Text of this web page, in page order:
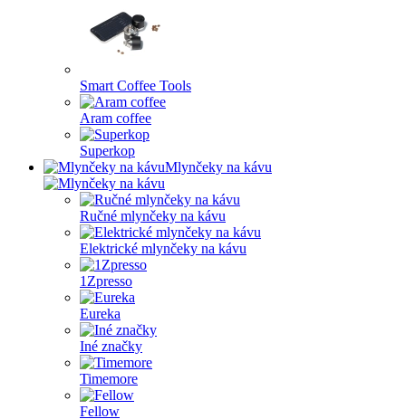
Smart Coffee Tools
Aram coffee
Superkop
Mlynčeky na kávu
Ručné mlynčeky na kávu
Elektrické mlynčeky na kávu
1Zpresso
Eureka
Iné značky
Timemore
Fellow